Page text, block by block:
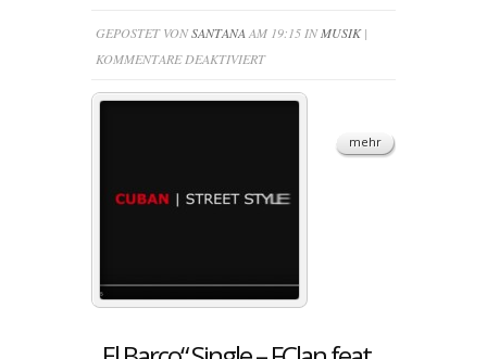
GEPOSTET VONSANTANA AM 19:15 INMUSIK|
KOMMENTARE DEAKTIVIERTFÜR
mehr